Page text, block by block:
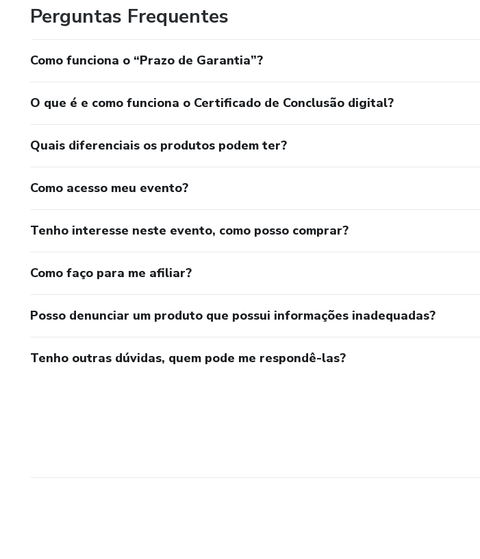
Perguntas Frequentes
Como funciona o “Prazo de Garantia”?
O que é e como funciona o Certificado de Conclusão digital?
Quais diferenciais os produtos podem ter?
Como acesso meu evento?
Tenho interesse neste evento, como posso comprar?
Como faço para me afiliar?
Posso denunciar um produto que possui informações inadequadas?
Tenho outras dúvidas, quem pode me respondê-las?